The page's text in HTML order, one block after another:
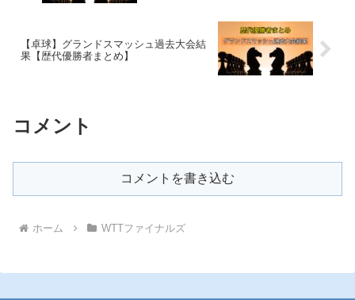
【卓球】グランドスマッシュ過去大会結
果【歴代優勝者まとめ】
コメント
コメントを書き込む
ホーム WTTファイナルズ